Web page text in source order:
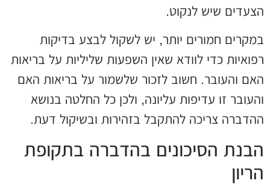
הצעדים שיש לנקוט.
במקרים חמורים יותר, יש לשקול לבצע בדיקות
רפואיות כדי לוודא שאין השפעות שליליות על בריאות
האם והעובר. חשוב לזכור שלשמור על בריאות האם
והעובר זו עדיפות עליונה, ולכן כל החלטה בנושא
ההדברה צריכה להתקבל בזהירות ובשיקול דעת.
הבנת הסיכונים בהדברה בתקופת
הריון